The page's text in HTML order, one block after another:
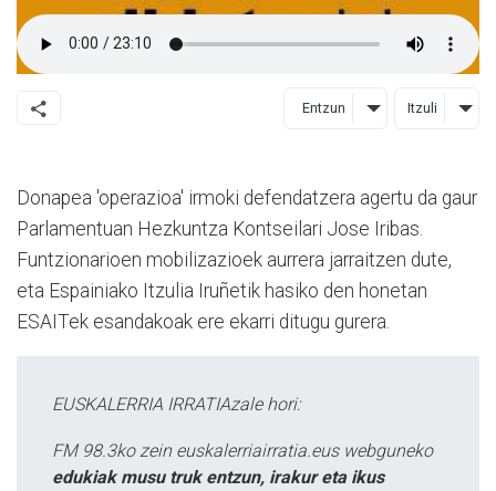
Entzun Itzuli
Donapea 'operazioa' irmoki defendatzera agertu da gaur
Parlamentuan Hezkuntza Kontseilari Jose Iribas.
Funtzionarioen mobilizazioek aurrera jarraitzen dute,
eta Espainiako Itzulia Iruñetik hasiko den honetan
ESAITek esandakoak ere ekarri ditugu gurera.
EUSKALERRIA IRRATIAzale hori:
FM 98.3ko zein euskalerriairratia.eus webguneko
edukiak musu truk entzun, irakur eta ikus